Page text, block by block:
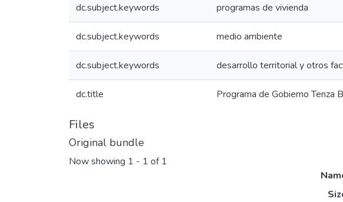
dc.subject.keywords programas de vivienda
dc.subject.keywords medio ambiente
dc.subject.keywords desarrollo territorial y otros
dc.title Programa de Gobierno
Files
Original bundle
Now showing 1 - 1 of 1